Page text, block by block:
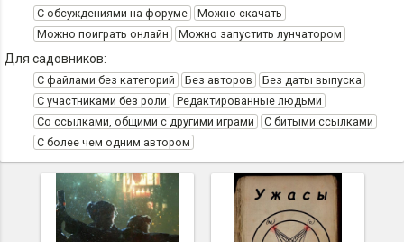
С обсуждениями на форуме
Можно скачать
Можно поиграть онлайн
Можно запустить лунчатором
Для садовников:
С файлами без категорий Без авторов
Без даты выпуска
С участниками без роли
Редактированные людьми
Со ссылками, общими с другими играми
С битыми ссылками
С более чем одним автором